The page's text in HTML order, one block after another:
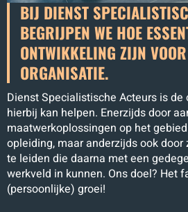
BIJ DIENST
BEGRIJPEN WE HOE
ONTWIKKELING ZIJN
ORGANISATIE.
Dienst Specialistische Acteurs is
hierbij kan helpen. Enerzijds door
maatwerkoplossingen op het
opleiding, maar anderzijds ook
te leiden die daarna met een
werkveld in kunnen. Ons doel? Het
(persoonlijke) groei!